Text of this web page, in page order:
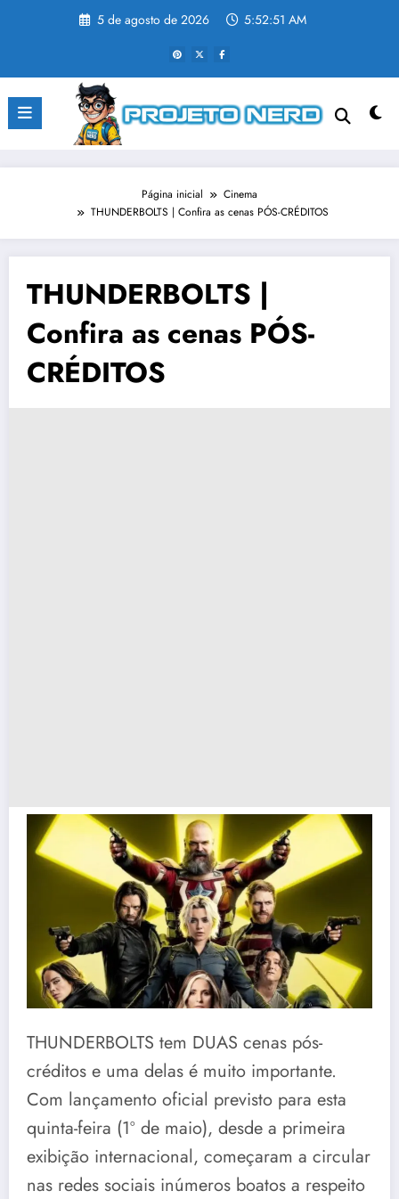
5 de agosto de 2026 5:52:52 AM
Página inicial
Cinema
THUNDERBOLTS | Confira as cenas PÓS-CRÉDITOS
THUNDERBOLTS |
Confira as cenas PÓS-
CRÉDITOS
THUNDERBOLTS tem DUAS cenas pós-
créditos e uma delas é muito importante.
Com lançamento oficial previsto para esta
quinta-feira (1º de maio), desde a primeira
exibição internacional, começaram a circular
nas redes sociais inúmeros boatos a respeito